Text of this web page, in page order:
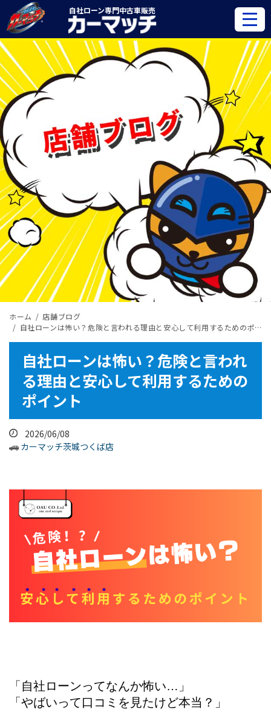
自社ローン専門中古車販売
ホーム
店舗ブログ
自社ローンは怖い？危険と言われる理由と安心して利用するためのポイント
自社ローンは怖い？危険と言われ
る理由と安心して利用するための
ポイント
2026/06/08
カーマッチ茨城つくば店
「自社ローンってなんか怖い…」
「やばいって口コミを見たけど本当？」